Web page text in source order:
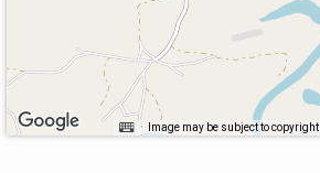
Image may be subject to copyright